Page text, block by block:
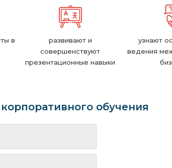
в
развивают и
совершенствуют
презентационные навыки
узнают
ведения
обучения